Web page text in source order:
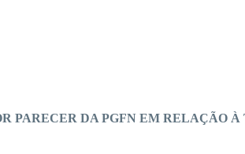
PARECER DA PGFN EM RELAÇÃO À